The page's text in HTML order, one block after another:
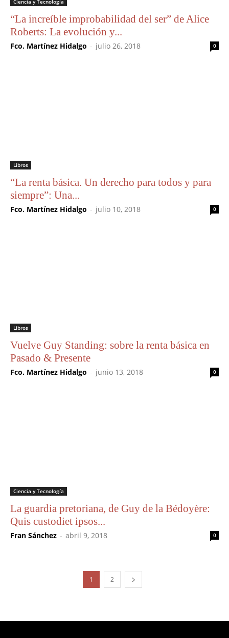
Ciencia y Tecnología
“La increíble improbabilidad del ser” de Alice
Roberts: La evolución y...
Fco. Martínez Hidalgo - julio 26, 2018 0
Libros
“La renta básica. Un derecho para todos y para
siempre”: Una...
Fco. Martínez Hidalgo - julio 10, 2018 0
Libros
Vuelve Guy Standing: sobre la renta básica en
Pasado & Presente
Fco. Martínez Hidalgo - junio 13, 2018 0
Ciencia y Tecnología
La guardia pretoriana, de Guy de la Bédoyère:
Quis custodiet ipsos...
Fran Sánchez - abril 9, 2018 0
1 2